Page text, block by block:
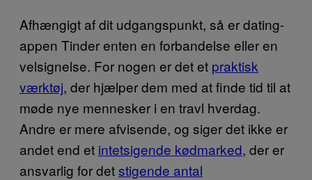
Afhængigt af dit udgangspunkt, så er dating-
appen Tinder enten en forbandelse eller en
velsignelse. For nogen er det et praktisk
værktøj, der hjælper dem med at finde tid til at
møde nye mennesker i en travl hverdag.
Andre er mere afvisende, og siger det ikke er
andet end et intetsigende kødmarked, der er
ansvarlig for detstigende antal